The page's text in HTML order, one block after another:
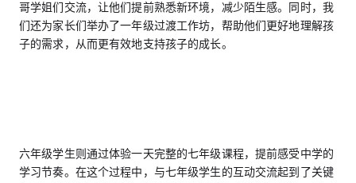
哥学姐们交流，让他们提前熟悉新环境，减少陌生感。同时，我
们还为家长们举办了一年级过渡工作坊，帮助他们更好地理解孩
子的需求，从而更有效地支持孩子的成长。
六年级学生则通过体验一天完整的七年级课程，提前感受中学的
学习节奏。在这个过程中，与七年级学生的互动交流起到了关键